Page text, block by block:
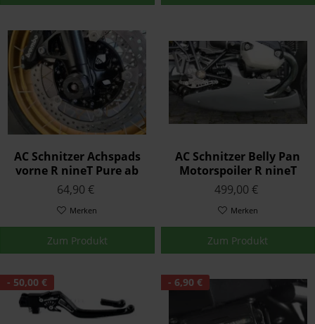
AC Schnitzer Achspads
vorne R nineT Pure ab
2021
64,90 €
Merken
Zum Produkt
AC Schnitzer Belly Pan
Motorspoiler R nineT
Pure ab 2021
499,00 €
Merken
Zum Produkt
- 50,00 € - 6,90 €